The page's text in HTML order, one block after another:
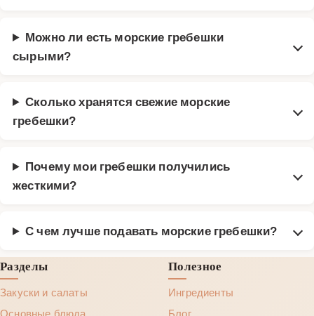
Можно ли есть морские гребешки
сырыми?
Сколько хранятся свежие морские
гребешки?
Почему мои гребешки получились
жесткими?
С чем лучше подавать морские гребешки?
Разделы
Закуски и салаты
Основные блюда
Полезное
Ингредиенты
Блог